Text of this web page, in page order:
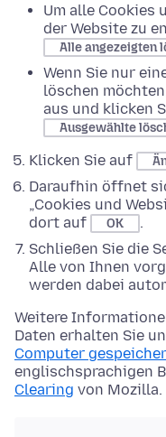
Um alle Cookies
der Website zu
Alle angezeigten
Wenn Sie nur
löschen
aus und klicken
Ausgewählte
Klicken Sie auf
Daraufhin öffnet
„Cookies und
dort auf
OK
.
Schließen Sie die
Alle von Ihnen
werden dabei
Weitere
Daten erhalten Sie
Computer
englischsprachigen
Clearing von Mozilla.